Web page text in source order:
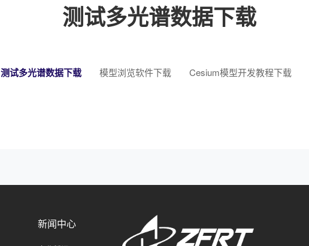
测试多光谱数据下载
测试多光谱数据下载 模型浏览软件下载 Cesium模型开发教程下载
新闻中心